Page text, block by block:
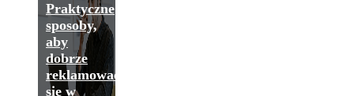
Praktyczne
sposoby,
aby
dobrze
reklamować
się w